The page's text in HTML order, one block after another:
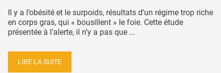
Il y a l’obésité et le surpoids, résultats d’un régime trop riche
en corps gras, qui « bousillent » le foie. Cette étude
présentée à l’alerte, il n’y a pas que ...
LIRE LA SUITE